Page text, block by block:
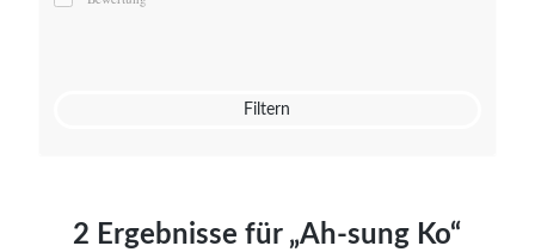
Mato von Vogelstein
Filtern
2 Ergebnisse für „Ah-sung Ko“